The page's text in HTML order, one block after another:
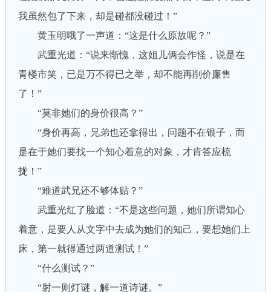
我虽然包了下来，却是碰都没碰过！”
黄玉明哦了一声道：“这是什么原故呢？”
武重光道：“说来惭愧，这姐儿俩会作怪，说是在
青楼市笑，已是万不得已之举，却不能再削价廉售
了！”
“莫非她们的身价很高？”
“身价再高，兄弟也还拿得出，问题不在银子，而
是在于她们要找一个知心着意的对象，才肯答应梳
拢！”
“难道武兄还不够体贴？”
武重光红了脸道：“不是这些问题，她们所谓知心
着意，是要人从文字中去成为她们的知己，要想她们上
床，第一就得通过两道测试！”
“什么测试？”
“射一则灯谜，解一道诗谜。”